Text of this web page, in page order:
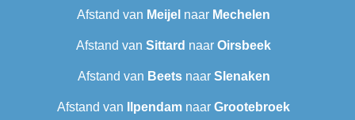
Afstand van Meijel naar Mechelen
Afstand van Sittard naar Oirsbeek
Afstand van Beetsnaar Slenaken
Afstand van Ilpendam naar Grootebroek